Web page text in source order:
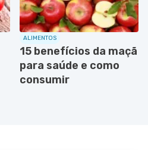
ALIMENTOS
15 benefícios da maçã
para saúde e como
consumir